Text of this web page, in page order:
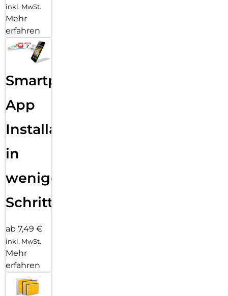
inkl. MwSt.
Mehr
erfahren
Smartphone
App
Installation
in
wenigen
Schritten
ab 7,49 €
inkl. MwSt.
Mehr
erfahren